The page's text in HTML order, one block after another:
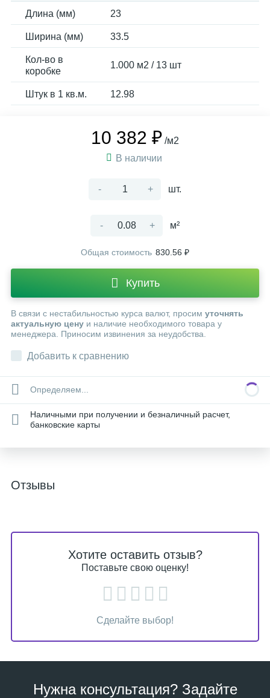
Длина (мм) 23
Ширина (мм) 33.5
Кол-во в
коробке
1.000 м2 / 13 шт
Штук в 1 кв.м. 12.98
10 382 ₽ /м2
В наличии
- + шт.
- + м²
Общая стоимость 830.56 ₽
Купить
В связи с нестабильностью курса валют, просим уточнять
актуальную цену и наличие необходимого товара у
менеджера. Приносим извинения за неудобства.
Добавить к сравнению
Определяем...
Наличными при получении и безналичный расчет,
банковские карты
Отзывы
Хотите оставить отзыв?
Поставьте свою оценку!
Сделайте выбор!
Нужна консультация? Задайте